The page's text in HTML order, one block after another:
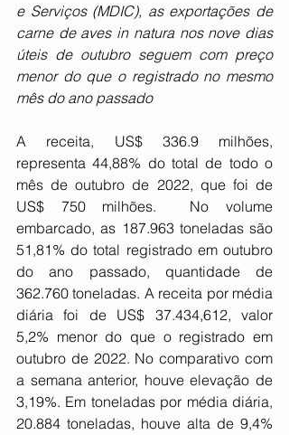
e Serviços (MDIC), as exportações de
carne de aves in natura nos nove dias
úteis de outubro seguem com preço
menor do que o registrado no mesmo
mês do ano passado
A receita, US$ 336.9 milhões,
representa 44,88% do total de todo o
mês de outubro de 2022, que foi de
US$ 750 milhões.  No volume
embarcado, as 187.963 toneladas são
51,81% do total registrado em outubro
do ano passado, quantidade de
362.760 toneladas. A receita por média
diária foi de US$ 37.434,612, valor
5,2% menor do que o registrado em
outubro de 2022. No comparativo com
a semana anterior, houve elevação de
3,19%. Em toneladas por média diária,
20.884 toneladas, houve alta de 9,4%